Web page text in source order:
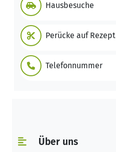
Hausbesuche
Perücke auf Rezept
Telefonnummer
Über uns